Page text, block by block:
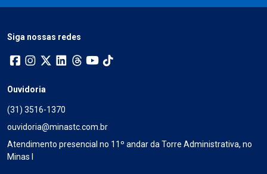
Siga nossas redes
Ouvidoria
(31) 3516-1370
ouvidoria@minastc.com.br
Atendimento presencial no 11º andar da Torre Administrativa, no
Minas I